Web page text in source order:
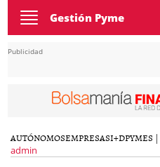
Toggle
navigation
Gestión Pyme
Publicidad
AUTÓNOMOSEMPRESASI+DPYMES |
admin